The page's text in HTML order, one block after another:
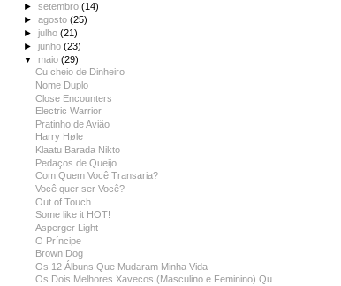
►setembro(14)
►agosto(25)
►julho(21)
►junho(23)
▼maio(29)
Cu cheio de Dinheiro
Nome Duplo
Close Encounters
Electric Warrior
Pratinho de Avião
Harry Høle
Klaatu Barada Nikto
Pedaços de Queijo
Com Quem Você Transaria?
Você quer ser Você?
Out of Touch
Some like it HOT!
Asperger Light
O Príncipe
Brown Dog
Os 12 Álbuns Que Mudaram Minha Vida
Os Dois Melhores Xavecos (Masculino e Feminino) Qu...